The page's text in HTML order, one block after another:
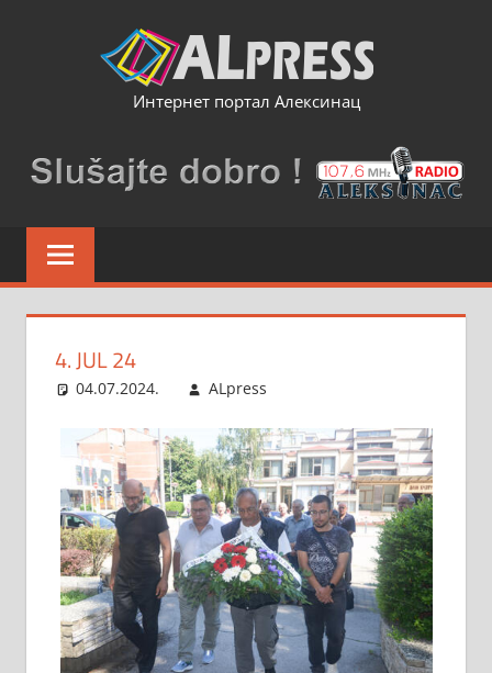
Интернет портал Алексинац
4. JUL 24
04.07.2024. ALpress